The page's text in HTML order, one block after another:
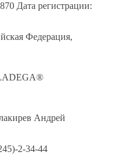
Дата регистрации:
Федерация,
Андрей
2-34-44